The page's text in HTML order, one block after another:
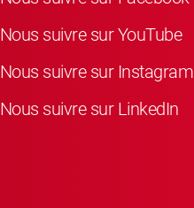
Nous suivre sur YouTube
Nous suivre sur Instagram
Nous suivre sur LinkedIn